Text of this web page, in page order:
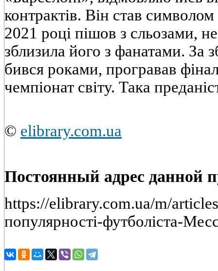
контрактів. Він став
2021 році пішов з сльозами,
зблизила його з фанатами. За
бився роками, програвав
чемпіонат світу. Така
© elibrary.com.ua
Постоянный адрес данной
https://elibrary.com.ua/m/
популярності-футболіста-